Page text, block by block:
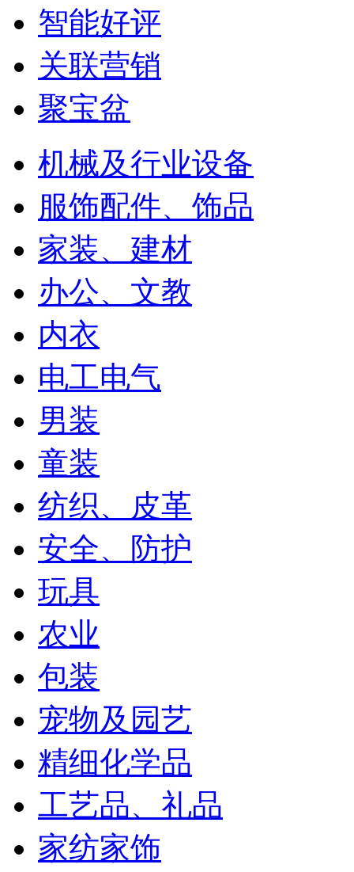
智能好评
关联营销
聚宝盆
机械及行业设备
服饰配件、饰品
家装、建材
办公、文教
内衣
电工电气
男装
童装
纺织、皮革
安全、防护
玩具
农业
包装
宠物及园艺
精细化学品
工艺品、礼品
家纺家饰